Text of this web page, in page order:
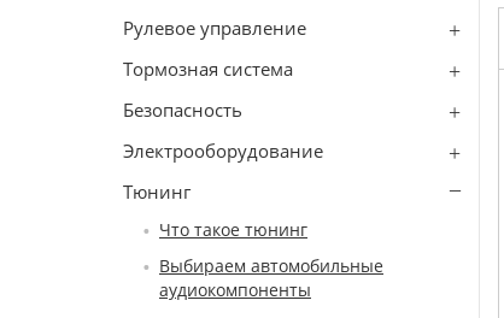
Рулевое управление
Тормозная система
Безопасность
Электрооборудование
Тюнинг
Что такое тюнинг
Выбираем автомобильные
аудиокомпоненты